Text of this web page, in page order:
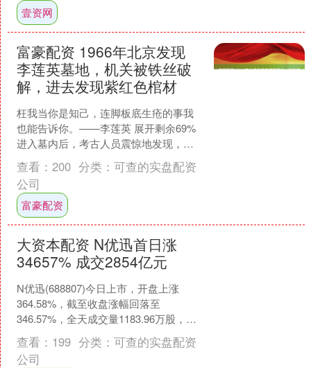
壹资网
富豪配资 1966年北京发现
李莲英墓地，机关被铁丝破
解，进去发现紫红色棺材
枉我当你是知己，连脚板底生疮的事我
也能告诉你。——李莲英 展开剩余69%
进入墓内后，考古人员震惊地发现，李
莲英的墓葬规格极为高档，不仅墓穴的
建设十分讲究，连棺....
查看： 200 分类： 可查的实盘配资
公司
富豪配资
大资本配资 N优迅首日涨
34657% 成交2854亿元
N优迅(688807)今日上市，开盘上涨
364.58%，截至收盘涨幅回落至
346.57%，全天成交量1183.96万股，成
交额28.54亿元，换手率78.74%....
查看： 199 分类： 可查的实盘配资
公司